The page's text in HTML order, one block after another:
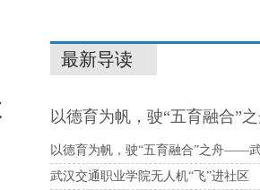
最新导读
以德育为帆，驶“五育融合”
武汉...
以德育为帆，驶“五育融合”之舟——
武汉交通职业学院无人机“飞”进社区